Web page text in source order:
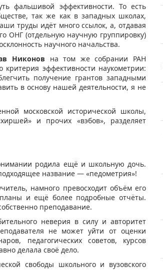
фальшивой эффективности. То есть
так же как в западных школах,
труды идёт много ссылок, а, отдавая
ОНГ (отдельную научную группировку)
научного начальства.
Никонов на том же собрании РАН
критерия эффективности наукометрии:
получение грантов западными
в основу нашей деятельности, я не
московской исторической школы,
и прочих «вэбов», разделяет
родила ещё и школьную дочь.
название — «педометрия»!
намного превосходит объём его
и ещё более подробные отчёты.
преподавание.
неверия в силу и авторитет
не может уйти от оценки
педагогических советов, курсов
делала своё дело.
свободы школьного и вузовского